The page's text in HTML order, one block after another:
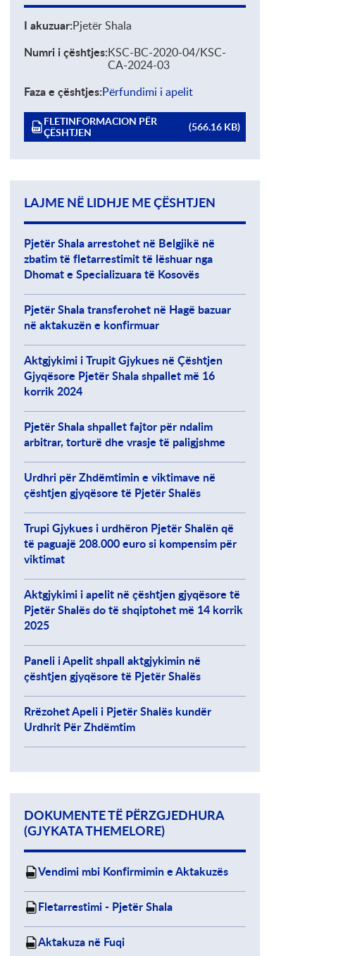
I akuzuar Pjetër Shala
Numri i çështjes KSC-BC-2020-04/KSC-
CA-2024-03
Faza e çështjes Përfundimi i apelit
Fletinformacion për çështjen
FLETINFORMACION PËR
ÇËSHTJEN
PDF DOCUMENT (566.16 KB)
LAJME NË LIDHJE ME ÇËSHTJEN
Pjetër Shala arrestohet në Belgjikë në
zbatim të fletarrestimit të lëshuar nga
Dhomat e Specializuara të Kosovës
Pjetёr Shala transferohet në Hagë bazuar
në aktakuzën e konfirmuar
Aktgjykimi i Trupit Gjykues në Çështjen
Gjyqësore Pjetër Shala shpallet më 16
korrik 2024
Pjetër Shala shpallet fajtor për ndalim
arbitrar, torturë dhe vrasje të paligjshme
Urdhri për Zhdëmtimin e viktimave në
çështjen gjyqësore të Pjetër Shalës
Trupi Gjykues i urdhëron Pjetër Shalën që
të paguajë 208.000 euro si kompensim për
viktimat
Aktgjykimi i apelit në çështjen gjyqësore të
Pjetër Shalës do të shqiptohet më 14 korrik
2025
Paneli i Apelit shpall aktgjykimin në
çështjen gjyqësore të Pjetër Shalës
Rrëzohet Apeli i Pjetër Shalës kundër
Urdhrit Për Zhdëmtim
DOKUMENTE TË PËRZGJEDHURA
(GJYKATA THEMELORE)
Vendimi mbi Konfirmimin e Aktakuzës
Fletarrestimi - Pjetër Shala
Aktakuza në Fuqi